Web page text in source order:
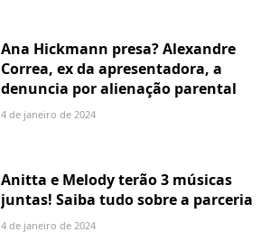
Ana Hickmann presa? Alexandre
Correa, ex da apresentadora, a
denuncia por alienação parental
4 de janeiro de 2024
Anitta e Melody terão 3 músicas
juntas! Saiba tudo sobre a parceria
4 de janeiro de 2024